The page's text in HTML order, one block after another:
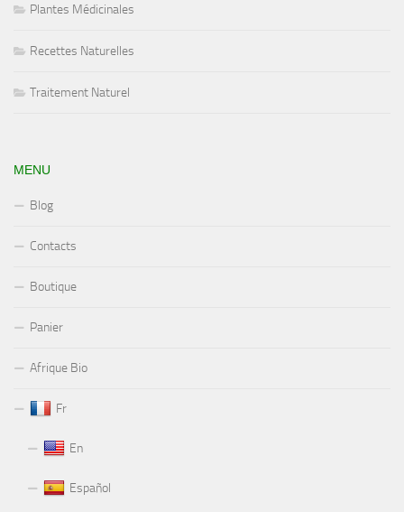
Plantes Médicinales
Recettes Naturelles
Traitement Naturel
MENU
Blog
Contacts
Boutique
Panier
Afrique Bio
Fr
En
Español